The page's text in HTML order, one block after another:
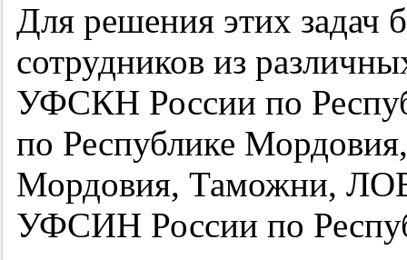
Для решения этих задач
сотрудников из
УФСКН России по
по Республике
Мордовия, Таможни,
УФСИН России по